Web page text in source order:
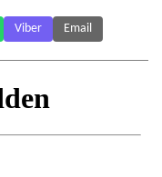
Viber Email